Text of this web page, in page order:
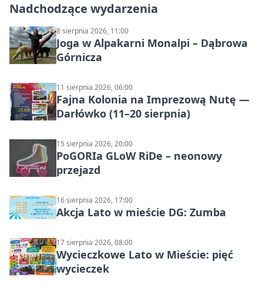
Nadchodzące wydarzenia
8 sierpnia 2026, 11:00
Joga w Alpakarni Monalpi – Dąbrowa
Górnicza
11 sierpnia 2026, 06:00
Fajna Kolonia na Imprezową Nutę —
Darłówko (11–20 sierpnia)
15 sierpnia 2026, 20:00
PoGORIa GLoW RiDe – neonowy
przejazd
16 sierpnia 2026, 17:00
Akcja Lato w mieście DG: Zumba
17 sierpnia 2026, 08:00
Wycieczkowe Lato w Mieście: pięć
wycieczek